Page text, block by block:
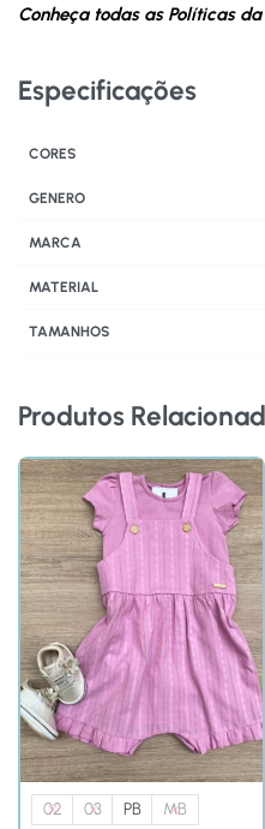
Conheça todas as Políticas
Especificações
CORES
GENERO
MARCA
MATERIAL
TAMANHOS
Produtos
02 03 PB MB